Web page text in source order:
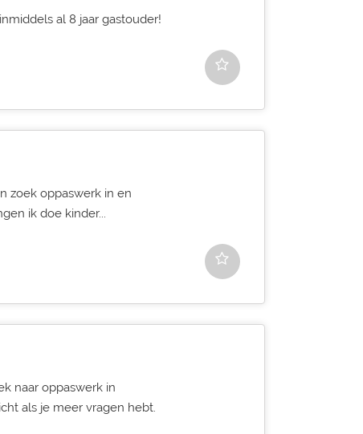
al 8 jaar gastouder!
zoek oppaswerk in en
ik doe kinder...
naar oppaswerk in
als je meer vragen hebt.